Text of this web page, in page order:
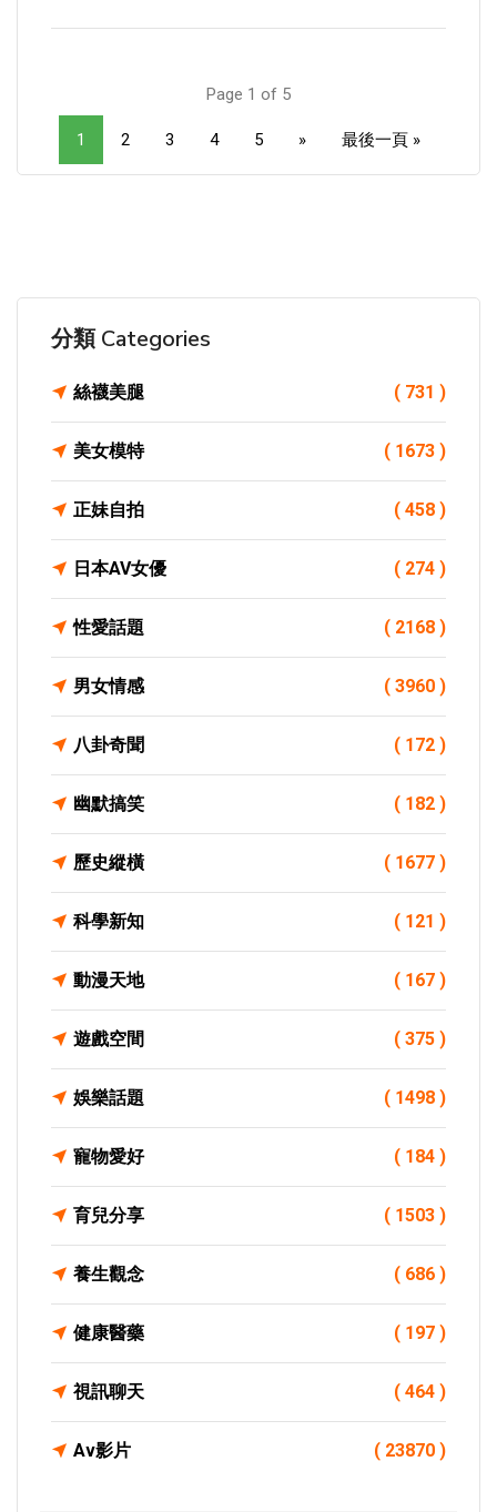
Page 1 of 5
1 2 3 4 5 » 最後一頁 »
分類 Categories
絲襪美腿 ( 731 )
美女模特 ( 1673 )
正妹自拍 ( 458 )
日本AV女優 ( 274 )
性愛話題 ( 2168 )
男女情感 ( 3960 )
八卦奇聞 ( 172 )
幽默搞笑 ( 182 )
歷史縱橫 ( 1677 )
科學新知 ( 121 )
動漫天地 ( 167 )
遊戲空間 ( 375 )
娛樂話題 ( 1498 )
寵物愛好 ( 184 )
育兒分享 ( 1503 )
養生觀念 ( 686 )
健康醫藥 ( 197 )
視訊聊天 ( 464 )
Av影片 ( 23870 )